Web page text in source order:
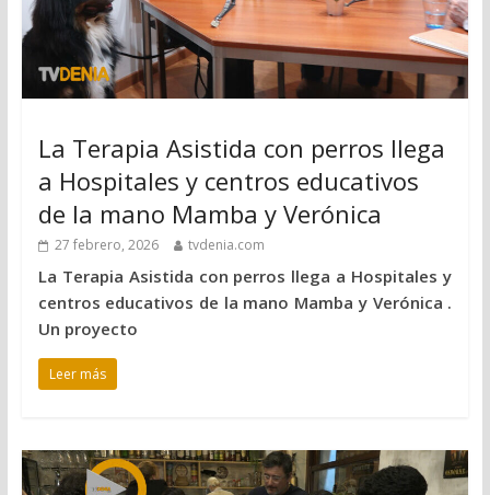
La Terapia Asistida con perros llega
a Hospitales y centros educativos
de la mano Mamba y Verónica
27 febrero, 2026 tvdenia.com
La Terapia Asistida con perros llega a Hospitales y
centros educativos de la mano Mamba y Verónica .
Un proyecto
Leer más